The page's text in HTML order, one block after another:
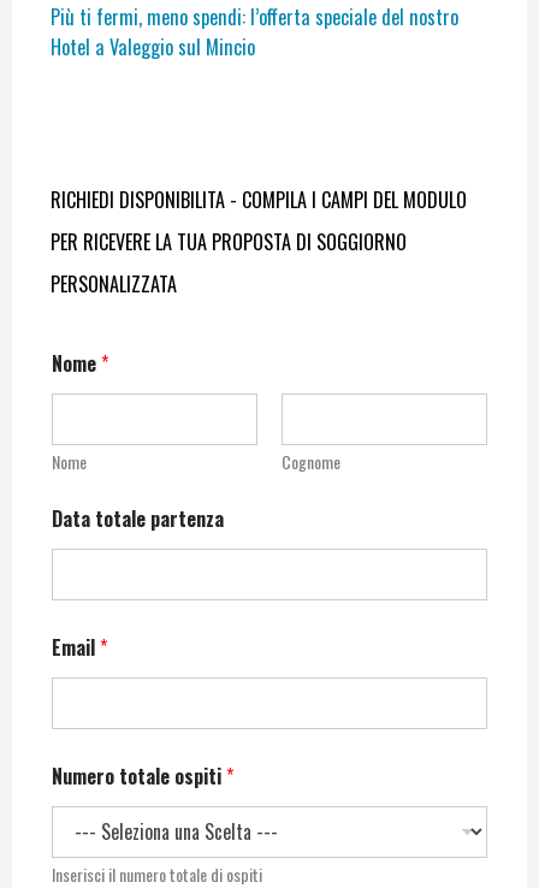
Più ti fermi, meno spendi: l’offerta speciale del nostro
Hotel a Valeggio sul Mincio
RICHIEDI DISPONIBILITA - COMPILA I CAMPI DEL MODULO
PER RICEVERE LA TUA PROPOSTA DI SOGGIORNO
PERSONALIZZATA
Nome*
Nome Cognome
Data totale partenza
Email*
Numero totale ospiti*
Inserisci il numero totale di ospiti